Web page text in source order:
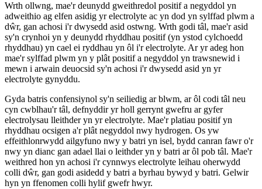
Wrth ollwng, mae'r deunydd gweithredol positif a negyddol yn
adweithio ag elfen asidig yr electrolyte ac yn dod yn sylffad plwm a
dŵr, gan achosi i'r dwysedd asid ostwng. Wrth godi tâl, mae'r asid
sy'n crynhoi yn y deunydd rhyddhau positif (yn ystod cylchoedd
rhyddhau) yn cael ei ryddhau yn ôl i'r electrolyte. Ar yr adeg hon
mae'r sylffad plwm yn y plât positif a negyddol yn trawsnewid i
mewn i arwain deuocsid sy'n achosi i'r dwysedd asid yn yr
electrolyte gynyddu.
Gyda batris confensiynol sy'n seiliedig ar blwm, ar ôl codi tâl neu
cyn cwblhau'r tâl, defnyddir yr holl gerrynt gwefru ar gyfer
electrolysau lleithder yn yr electrolyte. Mae'r platiau positif yn
rhyddhau ocsigen a'r plât negyddol nwy hydrogen. Os yw
effeithlonrwydd ailgyfuno nwy y batri yn isel, bydd canran fawr o'r
nwy yn dianc gan adael llai o leithder yn y batri ar ôl pob tâl. Mae'r
weithred hon yn achosi i'r cynnwys electrolyte leihau oherwydd
colli dŵr, gan godi asidedd y batri a byrhau bywyd y batri. Gelwir
hyn yn ffenomen colli hylif gwefr hwyr.